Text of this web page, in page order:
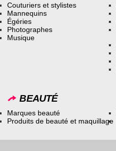
Couturiers et stylistes
Mannequins
Égéries
Photographes
Musique
BEAUTÉ
Marques beauté
Produits de beauté et maquillage